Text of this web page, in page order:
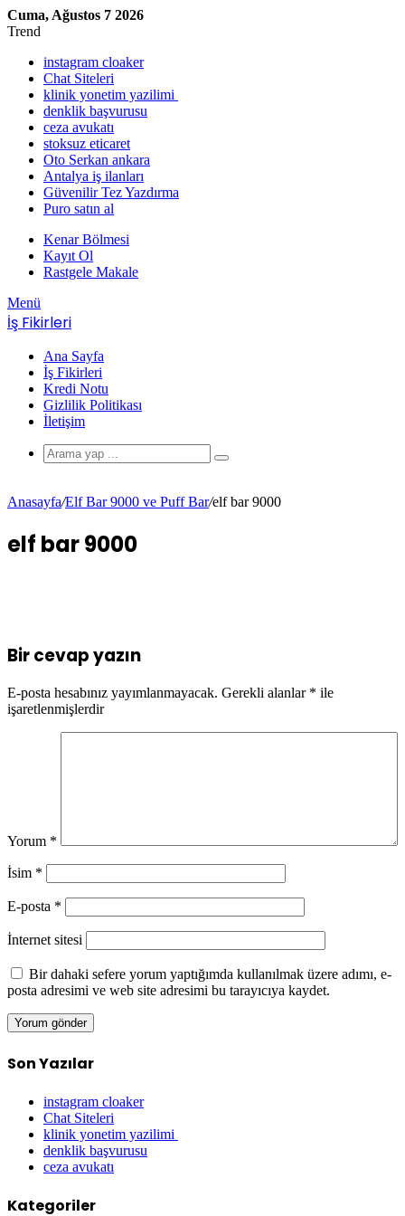
Cuma, Ağustos 7 2026
Trend
instagram cloaker
Chat Siteleri
klinik yonetim yazilimi
denklik başvurusu
ceza avukatı
stoksuz eticaret
Oto Serkan ankara
Antalya iş ilanları
Güvenilir Tez Yazdırma
Puro satın al
Kenar Bölmesi
Kayıt Ol
Rastgele Makale
Menü
İş Fikirleri
Ana Sayfa
İş Fikirleri
Kredi Notu
Gizlilik Politikası
İletişim
Anasayfa/Elf Bar 9000 ve Puff Bar/elf bar 9000
elf bar 9000
Bir cevap yazın
E-posta hesabınız yayımlanmayacak. Gerekli alanlar * ile
işaretlenmişlerdir
Yorum *
İsim *
E-posta *
İnternet sitesi
Bir dahaki sefere yorum yaptığımda kullanılmak üzere adımı, e-
posta adresimi ve web site adresimi bu tarayıcıya kaydet.
Son Yazılar
instagram cloaker
Chat Siteleri
klinik yonetim yazilimi
denklik başvurusu
ceza avukatı
Kategoriler